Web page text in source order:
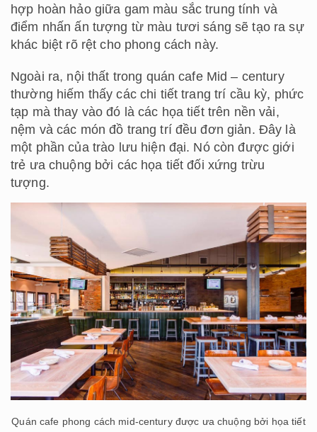
hợp hoàn hảo giữa gam màu sắc trung tính và
điểm nhấn ấn tượng từ màu tươi sáng sẽ tạo ra sự
khác biệt rõ rệt cho phong cách này.
Ngoài ra, nội thất trong quán cafe Mid – century
thường hiếm thấy các chi tiết trang trí cầu kỳ, phức
tạp mà thay vào đó là các họa tiết trên nền vải,
nệm và các món đồ trang trí đều đơn giản. Đây là
một phần của trào lưu hiện đại. Nó còn được giới
trẻ ưa chuộng bởi các họa tiết đối xứng trừu
tượng.
Quán cafe phong cách mid-century được ưa chuộng bởi họa tiết